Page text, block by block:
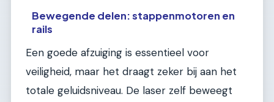
Bewegende delen: stappenmotoren en
rails
Een goede afzuiging is essentieel voor
veiligheid, maar het draagt zeker bij aan het
totale geluidsniveau. De laser zelf beweegt